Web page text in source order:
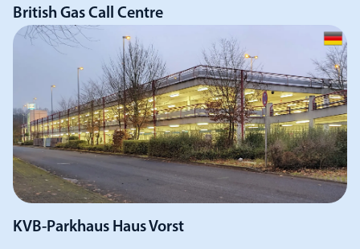
British Gas Call Centre
KVB-Parkhaus Haus Vorst